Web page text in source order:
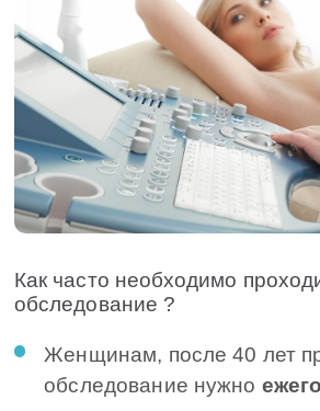
Как часто необходимо
обследование ?
Женщинам, после 40 лет
обследование нужно